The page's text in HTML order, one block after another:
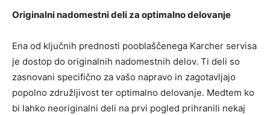
Originalni nadomestni deli za optimalno delovanje
Ena od ključnih prednosti pooblaščenega Karcher servisa
je dostop do originalnih nadomestnih delov. Ti deli so
zasnovani specifično za vašo napravo in zagotavljajo
popolno združljivost ter optimalno delovanje. Medtem ko
bi lahko neoriginalni deli na prvi pogled prihranili nekaj